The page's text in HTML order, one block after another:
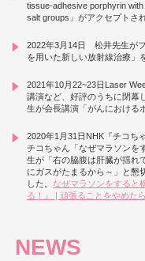
tissue-adhesive porphyrin
salt groups」がアクセプトさ
2022年3月14日 松井先生が
を用いた新しい放射線治療」
2021年10月22~23日Laser
講演など、好評のうちに閉幕
生が会長講演「がんにおける
2020年1月31日NHK『チコち
チコちゃん「なぜマラソンを
生が「右の脇腹は肝臓が揺れ
にガスがたまるから～」と懇
した。 なぜマラソンをすると
る！』 | 頑張ることをやめた
NEWS